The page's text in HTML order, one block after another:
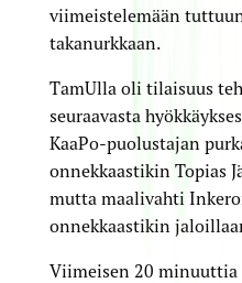
viimeistelemään
takanurkkaan.
TamUlla oli tilaisuus
seuraavasta
KaaPo-puolustajan
onnekkaastikin Topias
mutta maalivahti
onnekkaastikin
Viimeisen 20 minuuttia